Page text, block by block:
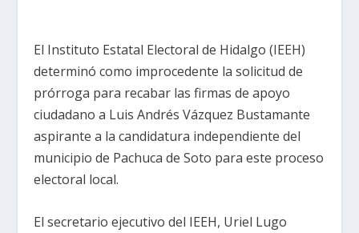
El Instituto Estatal Electoral de Hidalgo (IEEH)
determinó como improcedente la solicitud de
prórroga para recabar las firmas de apoyo
ciudadano a Luis Andrés Vázquez Bustamante
aspirante a la candidatura independiente del
municipio de Pachuca de Soto para este proceso
electoral local.
El secretario ejecutivo del IEEH, Uriel Lugo